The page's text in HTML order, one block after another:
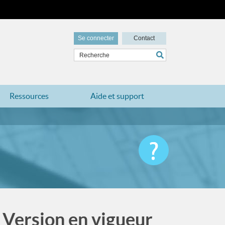
Se connecter Contact
Ressources Aide et support
en vigueur